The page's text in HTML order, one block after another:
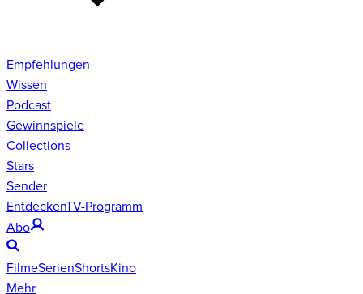
Empfehlungen
Wissen
Podcast
Gewinnspiele
Collections
Stars
Sender
EntdeckenTV-Programm
Abo
FilmeSerienShortsKino
Mehr